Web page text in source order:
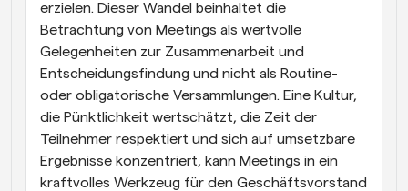
erzielen. Dieser Wandel beinhaltet die
Betrachtung von Meetings als wertvolle
Gelegenheiten zur Zusammenarbeit und
Entscheidungsfindung und nicht als Routine-
oder obligatorische Versammlungen. Eine Kultur,
die Pünktlichkeit wertschätzt, die Zeit der
Teilnehmer respektiert und sich auf umsetzbare
Ergebnisse konzentriert, kann Meetings in ein
kraftvolles Werkzeug für den Geschäftsvorstand